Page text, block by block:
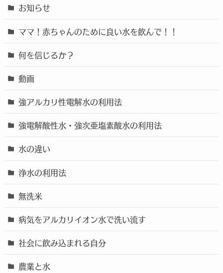
お知らせ
ママ！赤ちゃんのために良い水を飲んで！！
何を信じるか？
動画
強アルカリ性電解水の利用法
強電解酸性水・強次亜塩素酸水の利用法
水の違い
浄水の利用法
無洗米
病気をアルカリイオン水で洗い流す
社会に飲み込まれる自分
農業と水